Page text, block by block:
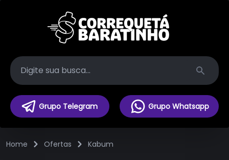
Search
Grupo Telegram Grupo Whatsapp
Home Ofertas Kabum